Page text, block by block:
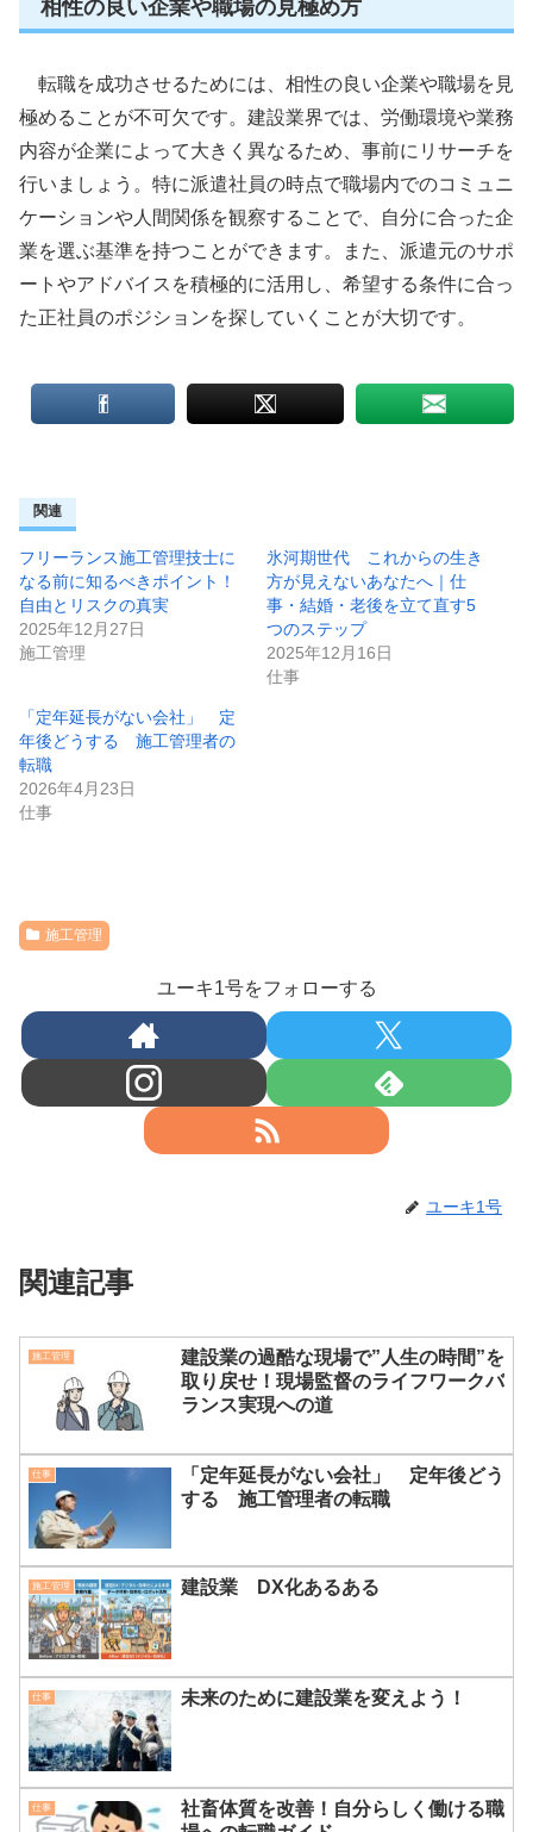
相性の良い企業や職場の見極め方
転職を成功させるためには、相性の良い企業や職場を見
極めることが不可欠です。建設業界では、労働環境や業務
内容が企業によって大きく異なるため、事前にリサーチを
行いましょう。特に派遣社員の時点で職場内でのコミュニ
ケーションや人間関係を観察することで、自分に合った企
業を選ぶ基準を持つことができます。また、派遣元のサポ
ートやアドバイスを積極的に活用し、希望する条件に合っ
た正社員のポジションを探していくことが大切です。
関連
フリーランス施工管理技士に
なる前に知るべきポイント！
自由とリスクの真実
2025年12月27日
施工管理
氷河期世代 これからの生き
方が見えないあなたへ｜仕
事・結婚・老後を立て直す5
つのステップ
2025年12月16日
仕事
「定年延長がない会社」 定
年後どうする 施工管理者の
転職
2026年4月23日
仕事
施工管理
ユーキ1号をフォローする
ユーキ1号
関連記事
施工管理
建設業の過酷な現場で”人生の時間”を
取り戻せ！現場監督のライフワークバ
ランス実現への道
仕事
「定年延長がない会社」 定年後どう
する 施工管理者の転職
施工管理 建設業 DX化あるある
仕事 未来のために建設業を変えよう！
仕事
社畜体質を改善！自分らしく働ける職